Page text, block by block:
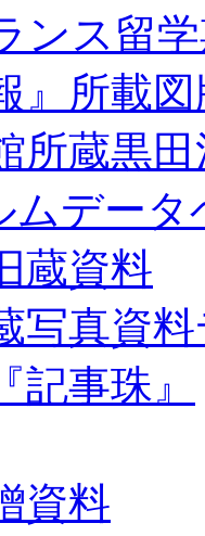
ンス留
』所載
所蔵黒
ムデータ
蔵資料
写真資
記事珠』
資料